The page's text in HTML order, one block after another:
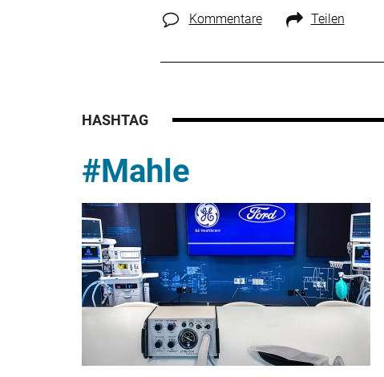
Kommentare Teilen
HASHTAG
#Mahle